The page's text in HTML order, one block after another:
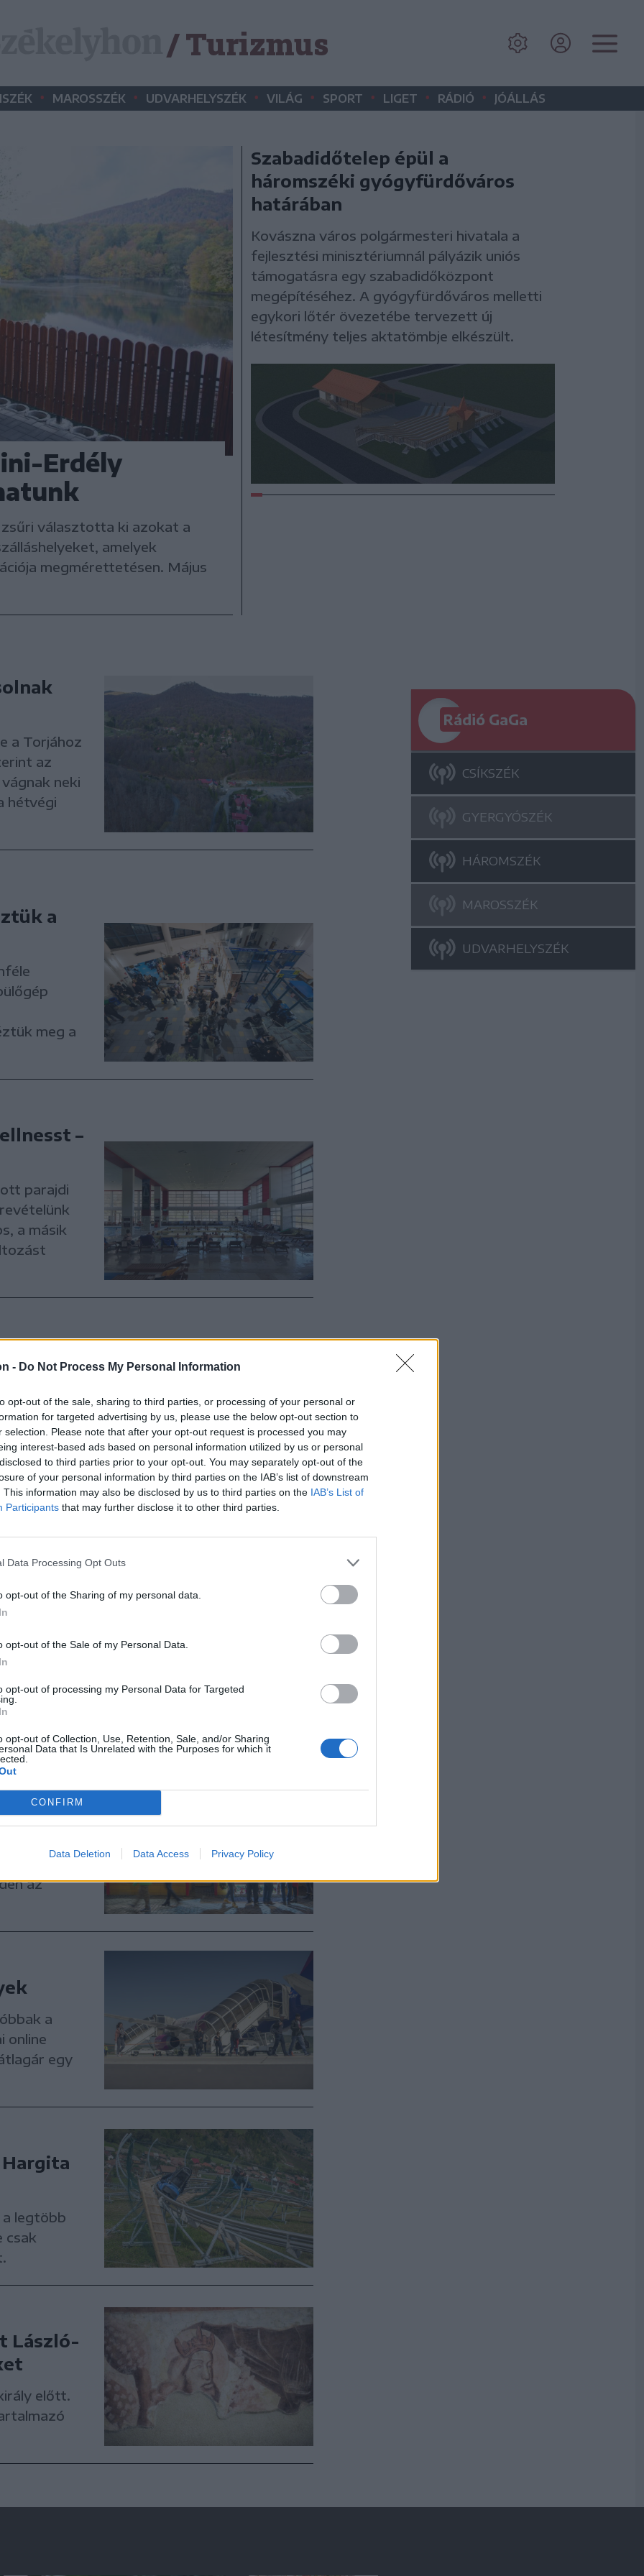
- Do Not Process My Personal Information
opt-out of the sale, sharing to third parties, or processing of your personal or
for targeted advertising by us, please use the below opt-out section to
selection. Please note that after your opt-out request is processed you may
interest-based ads based on personal information utilized by us or personal
to third parties prior to your opt-out. You may separately opt-out of the
of your personal information by third parties on the IAB’s list of downstream
This information may also be disclosed by us to third parties on the IAB’s List of
Participants that may further disclose it to other third parties.
Data Processing Opt Outs
opt-out of the Sharing of my personal data.
opt-out of the Sale of my Personal Data.
opt-out of processing my Personal Data for Targeted
opt-out of Collection, Use, Retention, Sale, and/or Sharing
Data that Is Unrelated with the Purposes for which it
CONFIRM
Data Deletion Data Access Privacy Policy
/ Turizmus
• MAROSSZÉK • UDVARHELYSZÉK • VILÁG • SPORT • LIGET • RÁDIÓ • JÓÁLLÁS
Erdély
választotta ki azokat a
amelyek
megmérettetésen. Május
Szabadidőtelep épül a
háromszéki gyógyfürdőváros
határában
Kovászna város polgármesteri hivatala a
fejlesztési minisztériumnál pályázik uniós
támogatásra egy szabadidőközpont
megépítéséhez. A gyógyfürdőváros melletti
egykori lőtér övezetébe tervezett új
létesítmény teljes aktatömbje elkészült.
a Torjához
az
neki
hétvégi
a
meg a
–
parajdi
a másik
a légi és
belső
óra
a
lejt,
az
a
online
egy
legtöbb
csak
László-
előtt.
Rádió GaGa
CSÍKSZÉK
GYERGYÓSZÉK
HÁROMSZÉK
MAROSSZÉK
UDVARHELYSZÉK